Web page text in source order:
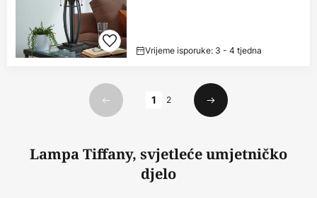
Vrijeme isporuke: 3 - 4 tjedna
Prethodno
1 2
Sljedeći
Lampa Tiffany, svjetleće umjetničko
djelo